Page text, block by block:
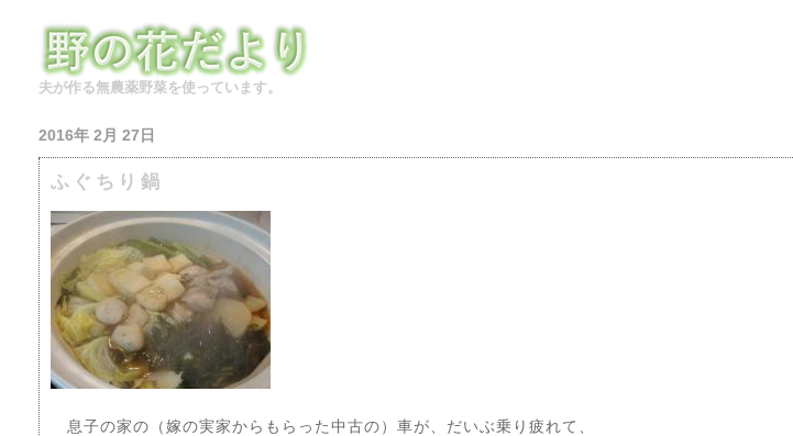
夫が作る無農薬野菜を使っています。
2016年 2月 27日
ふぐちり鍋
息子の家の（嫁の実家からもらった中古の）車が、だいぶ乗り疲れて、